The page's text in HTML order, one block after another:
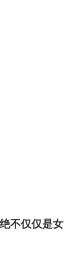
不仅仅是女